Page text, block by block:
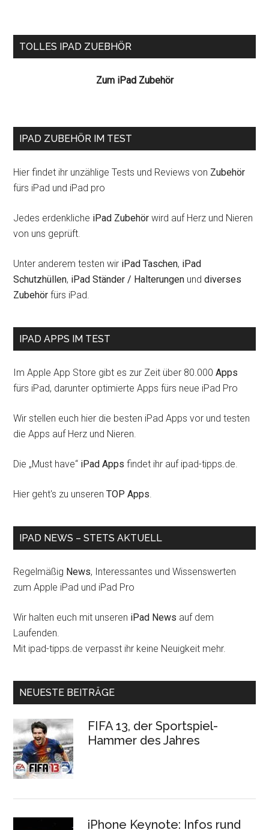
Seitenspalte
TOLLES IPAD ZUEBHÖR
Zum iPad Zubehör
IPAD ZUBEHÖR IM TEST
Hier findet ihr unzählige Tests und Reviews von Zubehör
fürs iPad und iPad pro
Jedes erdenkliche iPad Zubehör wird auf Herz und Nieren
von uns geprüft.
Unter anderem testen wir iPad Taschen, iPad
Schutzhüllen, iPad Ständer / Halterungen unddiverses
Zubehör fürs iPad.
IPAD APPS IM TEST
Im Apple App Store gibt es zur Zeit über 80.000Apps
fürs iPad, darunter optimierte Apps fürs neue iPad Pro
Wir stellen euch hier die besten iPad Apps vor und testen
die Apps auf Herz und Nieren.
Die „Must have“ iPad Apps findet ihr auf ipad-tipps.de.
Hier geht's zu unserenTOP Apps
IPAD NEWS – STETS AKTUELL
Regelmäßig News, Interessantes und Wissenswerten
zum Apple iPad und iPad Pro
Wir halten euch mit unseren iPad News auf dem
Laufenden.
Mit ipad-tipps.de verpasst ihr keine Neuigkeit mehr.
NEUESTE BEITRÄGE
FIFA 13, der Sportspiel-
Hammer des Jahres
iPhone Keynote: Infos rund